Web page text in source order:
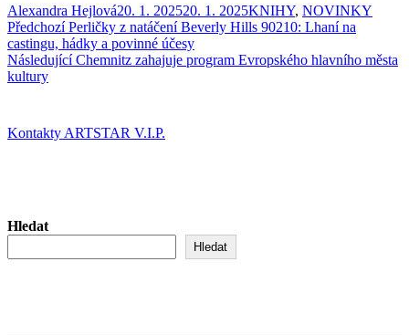
Autor:
Alexandra HejlováPublikováno:
20. 1. 202520. 1. 2025Rubriky:
KNIHY, NOVINKY
Navigace
pro
příspěvek
Předchozí Předchozí
příspěvek:
Perličky z natáčení Beverly Hills 90210: Lhaní na
castingu, hádky a povinné účesy
Následující Následující
Chemnitz zahajuje program Evropského hlavního města
kultury
Kontakty ARTSTAR V.I.P.
Hledat
Hledat